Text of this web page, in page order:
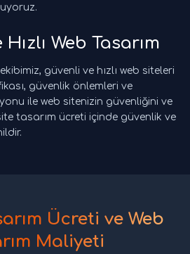
Web Tasarım
güvenli ve hızlı web siteleri
güvenlik önlemleri ve
ile web sitenizin güvenliğini ve
tasarım ücreti içinde güvenlik ve
Ücreti ve Web
Maliyeti